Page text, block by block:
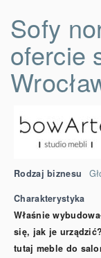
Sofy
ofercie
Rodzaj biznesu
Charakterystyka
Właśnie
się, jak je
tutaj meble do